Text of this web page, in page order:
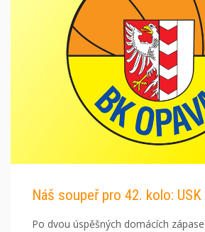
Náš soupeř pro 42. kolo: USK
Po dvou úspěšných domácích